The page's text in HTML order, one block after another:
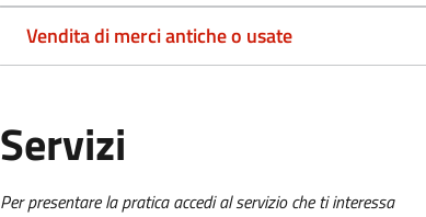
Vendita di merci antiche o usate
Servizi
Per presentare la pratica accedi al servizio che ti interessa